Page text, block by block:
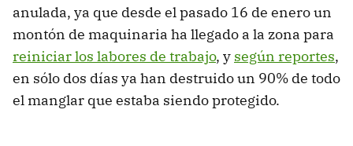
anulada, ya que desde el pasado 16 de enero un
montón de maquinaria ha llegado a la zona para
reiniciar los labores de trabajo, y según reportes,
en sólo dos días ya han destruido un 90% de todo
el manglar que estaba siendo protegido.